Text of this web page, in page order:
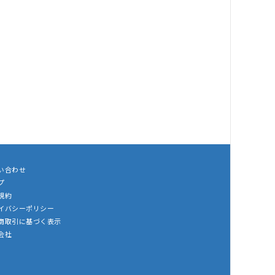
合わせ
約
バシーポリシー
取引に基づく表示
社